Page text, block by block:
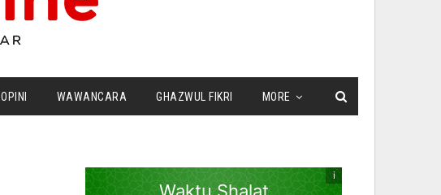
OPINI WAWANCARA GHAZWUL FIKRI MORE